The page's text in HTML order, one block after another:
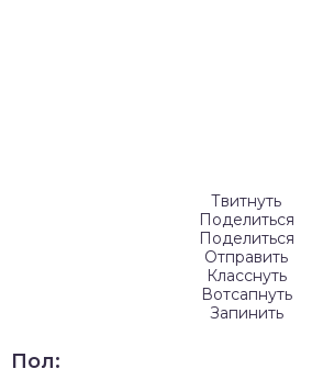
Твитнуть
Поделиться
Поделиться
Отправить
Класснуть
Вотсапнуть
Запинить
Пол: